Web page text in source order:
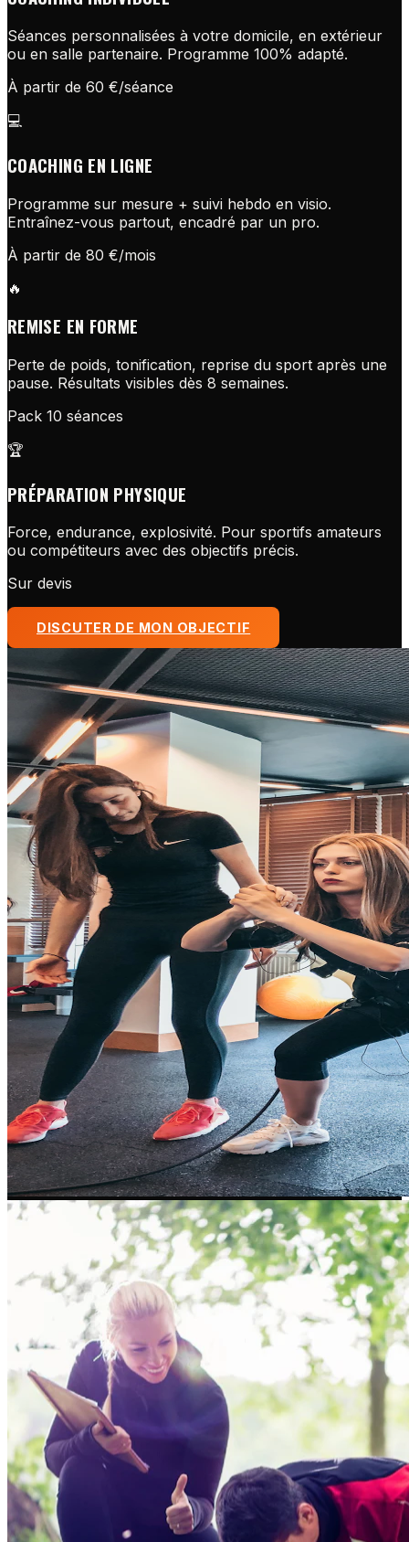
Séances personnalisées à votre domicile, en extérieur
ou en salle partenaire. Programme 100% adapté.
À partir de 60 €/séance
💻
COACHING EN LIGNE
Programme sur mesure + suivi hebdo en visio.
Entraînez-vous partout, encadré par un pro.
À partir de 80 €/mois
🔥
REMISE EN FORME
Perte de poids, tonification, reprise du sport après une
pause. Résultats visibles dès 8 semaines.
Pack 10 séances
🏆
PRÉPARATION PHYSIQUE
Force, endurance, explosivité. Pour sportifs amateurs
ou compétiteurs avec des objectifs précis.
Sur devis
DISCUTER DE MON OBJECTIF